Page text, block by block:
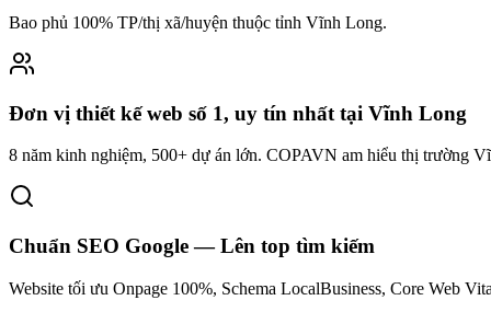
Bao phủ 100% TP/thị xã/huyện thuộc tỉnh Vĩnh Long.
Đơn vị thiết kế web số 1, uy tín nhất tại Vĩnh Long
8 năm kinh nghiệm, 500+ dự án lớn. COPAVN am hiểu thị trường
Chuẩn SEO Google — Lên top tìm kiếm
Website tối ưu Onpage 100%, Schema LocalBusiness, Core Web